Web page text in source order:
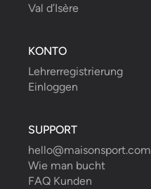
Val d’Isère
KONTO
Lehrerregistrierung
Einloggen
SUPPORT
hello@maisonsport.com
Wie man bucht
FAQ Kunden